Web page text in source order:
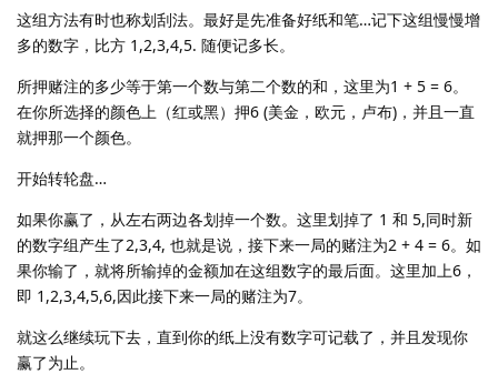
这组方法有时也称划刮法。最好是先准备好纸和笔…记下这组慢慢增
多的数字，比方 1,2,3,4,5. 随便记多长。
所押赌注的多少等于第一个数与第二个数的和，这里为1 + 5 = 6。
在你所选择的颜色上（红或黑）押6 (美金，欧元，卢布)，并且一直
就押那一个颜色。
开始转轮盘…
如果你赢了，从左右两边各划掉一个数。这里划掉了 1 和 5,同时新
的数字组产生了2,3,4, 也就是说，接下来一局的赌注为2 + 4 = 6。如
果你输了，就将所输掉的金额加在这组数字的最后面。这里加上6，
即 1,2,3,4,5,6,因此接下来一局的赌注为7。
就这么继续玩下去，直到你的纸上没有数字可记载了，并且发现你
赢了为止。